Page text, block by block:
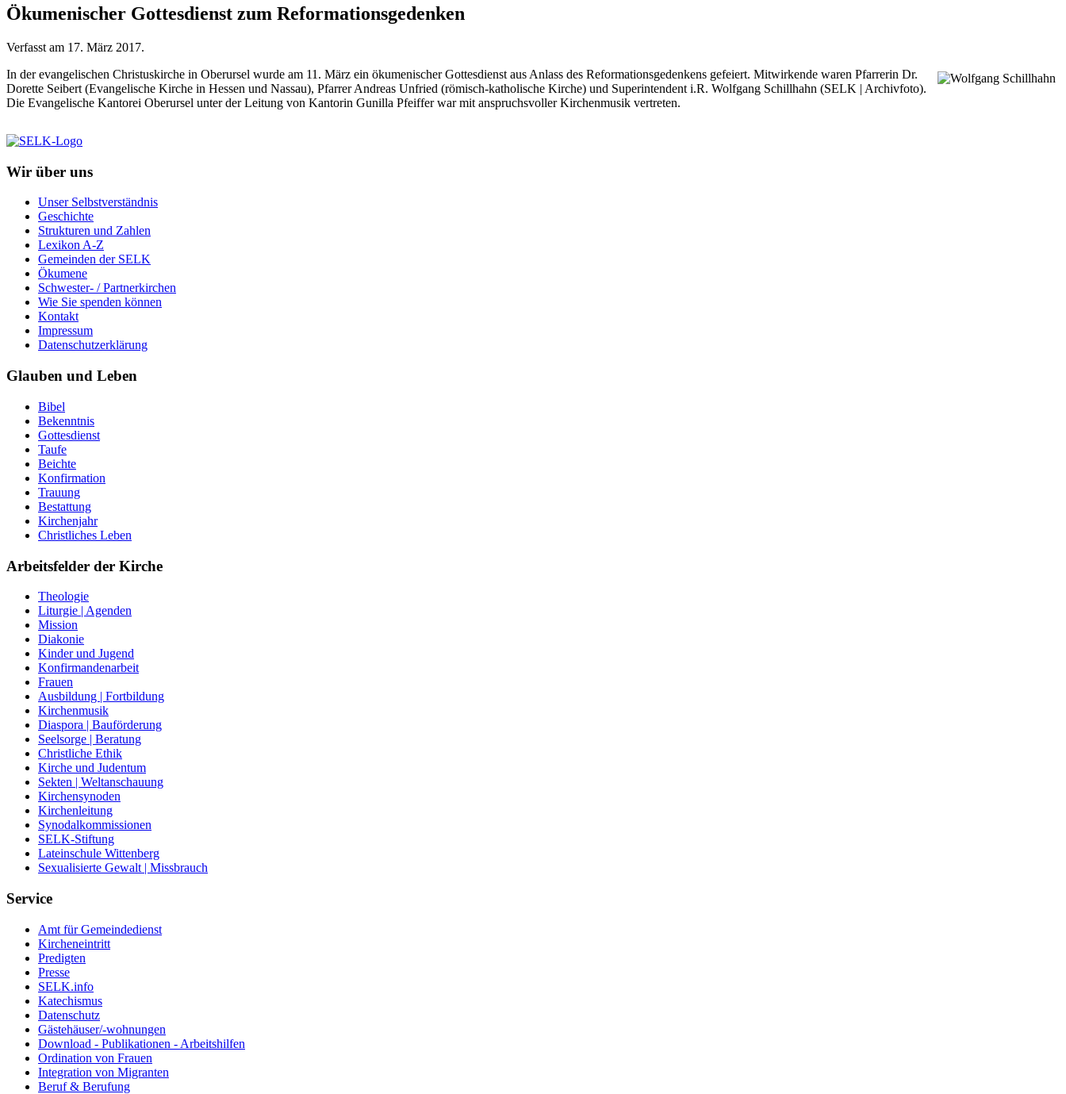
Ökumenischer Gottesdienst zum Reformationsgedenken
Verfasst am 17. März 2017.
In der evangelischen Christuskirche in Oberursel wurde am 11. März ein ökumenischer Gottesdienst aus Anlass des Reformationsgedenkens gefeiert. Mitwirkende waren Pfarrerin Dr.
Dorette Seibert (Evangelische Kirche in Hessen und Nassau), Pfarrer Andreas Unfried (römisch-katholische Kirche) und Superintendent i.R. Wolfgang Schillhahn (SELK | Archivfoto).
Die Evangelische Kantorei Oberursel unter der Leitung von Kantorin Gunilla Pfeiffer war mit anspruchsvoller Kirchenmusik vertreten.
Wir über uns
Unser Selbstverständnis
Geschichte
Strukturen und Zahlen
Lexikon A-Z
Gemeinden der SELK
Ökumene
Schwester- / Partnerkirchen
Wie Sie spenden können
Kontakt
Impressum
Datenschutzerklärung
Glauben und Leben
Bibel
Bekenntnis
Gottesdienst
Taufe
Beichte
Konfirmation
Trauung
Bestattung
Kirchenjahr
Christliches Leben
Arbeitsfelder der Kirche
Theologie
Liturgie | Agenden
Mission
Diakonie
Kinder und Jugend
Konfirmandenarbeit
Frauen
Ausbildung | Fortbildung
Kirchenmusik
Diaspora | Bauförderung
Seelsorge | Beratung
Christliche Ethik
Kirche und Judentum
Sekten | Weltanschauung
Kirchensynoden
Kirchenleitung
Synodalkommissionen
SELK-Stiftung
Lateinschule Wittenberg
Sexualisierte Gewalt | Missbrauch
Service
Amt für Gemeindedienst
Kircheneintritt
Predigten
Presse
SELK.info
Katechismus
Datenschutz
Gästehäuser/-wohnungen
Download - Publikationen - Arbeitshilfen
Ordination von Frauen
Integration von Migranten
Beruf & Berufung